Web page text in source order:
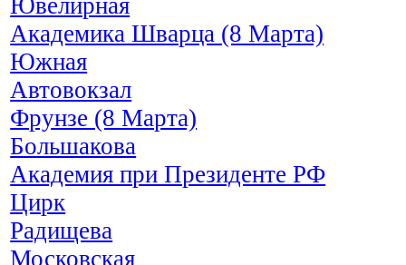
Ювелирная
Академика Шварца (8 Марта)
Южная
Автовокзал
Фрунзе (8 Марта)
Большакова
Академия при Президенте РФ
Цирк
Радищева
Московская